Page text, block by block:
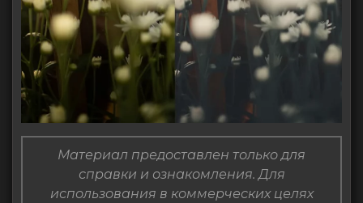
Материал предоставлен только для
справки и ознакомления. Для
использования в коммерческих целях